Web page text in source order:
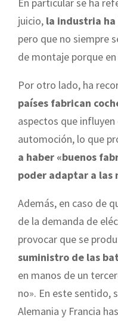
juicio, la industria ha
pero que no siempre
de montaje porque
Por otro lado, ha
países fabrican
aspectos que
automoción, lo que
a haber «buenos
poder adaptar a las
Además, en caso de
de la demanda de
provocar que se
suministro de las
en manos de un
no». En este sentido,
Alemania y Francia